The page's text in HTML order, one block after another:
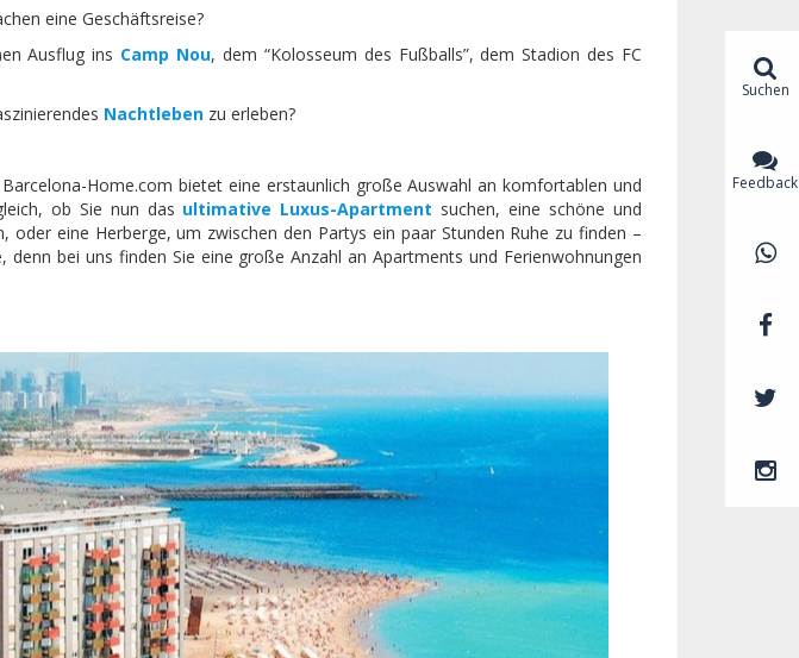
eine Geschäftsreise?
Ausflug ins Camp Nou, dem “Kolosseum des Fußballs”, dem Stadion des FC
Nachtleben zu erleben?
Home.com bietet eine erstaunlich große Auswahl an komfortablen und
ob Sie nun das ultimative Luxus-Apartment suchen, eine schöne und
eine Herberge, um zwischen den Partys ein paar Stunden Ruhe zu finden –
bei uns finden Sie eine große Anzahl an Apartments und Ferienwohnungen
Suchen
Feedback